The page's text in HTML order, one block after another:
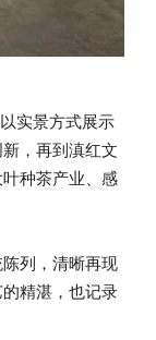
实景方式展示
，再到滇红文
种茶产业、感
列，清晰再现
精湛，也记录